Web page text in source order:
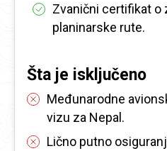
Zvanični certifikat o
planinarske rute.
Šta je isključeno
Međunarodne
vizu za Nepal.
Lično putno